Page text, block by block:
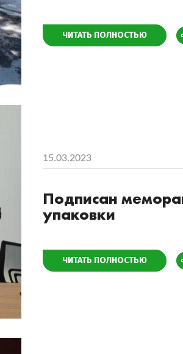
ЧИТАТЬ ПОЛНОСТЬЮ
15.03.2023
Подписан
упаковки
ЧИТАТЬ ПОЛНОСТЬЮ